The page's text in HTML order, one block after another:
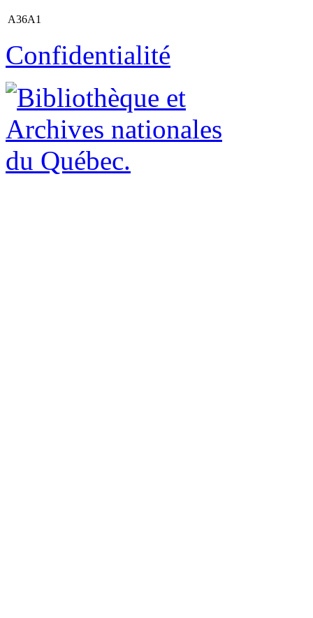
A36A1
Confidentialité